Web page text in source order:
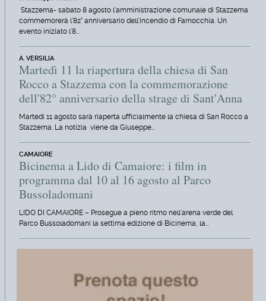
Stazzema- sabato 8 agosto l'amministrazione comunale di Stazzema
commemorerà l'82° anniversario dell'incendio di Farnocchia. Un
evento iniziato l'8…
A. VERSILIA
Martedì 11 la riapertura della chiesa di San
Rocco a Stazzema con la commemorazione
dell'82° anniversario della strage di Sant'Anna
Martedì 11 agosto sarà riaperta ufficialmente la chiesa di San Rocco a
Stazzema. La notizia viene da Giuseppe…
CAMAIORE
Bicinema a Lido di Camaiore: i film in
programma dal 10 al 16 agosto al Parco
Bussoladomani
LIDO DI CAMAIORE – Prosegue a pieno ritmo nell'arena verde del
Parco Bussoladomani la settima edizione di Bicinema, la…